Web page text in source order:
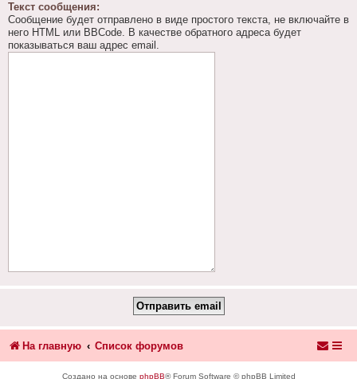
Текст сообщения:
Сообщение будет отправлено в виде простого текста, не включайте в
него HTML или BBCode. В качестве обратного адреса будет
показываться ваш адрес email.
На главную Список форумов
Создано на основе phpBB® Forum Software © phpBB Limited